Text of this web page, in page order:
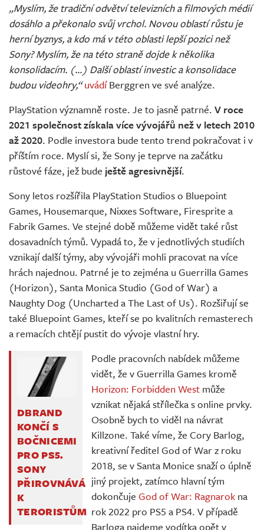
„Myslím, že tradiční odvětví televizních a filmových médií
dosáhlo a překonalo svůj vrchol. Novou oblastí růstu je
herní byznys, a kdo má v této oblasti lepší pozici než
Sony? Myslím, že na této straně dojde k několika
konsolidacím. (...) Další oblastí investic a konsolidace
budou videohry,“ uvádíBerggren ve své analýze.
PlayStation významně roste. Je to jasně patrné. V roce
2021 společnost získala více vývojářů než v letech 2010
až 2020. Podle investora bude tento trend pokračovat i v
příštím roce. Myslí si, že Sony je teprve na začátku
růstové fáze, jež bude ještě agresivnější.
Sony letos rozšířila PlayStation Studios o Bluepoint
Games, Housemarque, Nixxes Software, Firesprite a
Fabrik Games. Ve stejné době můžeme vidět také růst
dosavadních týmů. Vypadá to, že v jednotlivých studiích
vznikají další týmy, aby vývojáři mohli pracovat na více
hrách najednou. Patrné je to zejména u Guerrilla Games
(Horizon), Santa Monica Studio (God of War) a
Naughty Dog (Uncharted a The Last of Us). Rozšiřují se
také Bluepoint Games, kteří se po kvalitních remasterech
a remacích chtějí pustit do vývoje vlastní hry.
DBRAND
KONČÍ S
BOČNICEMI
PRO PS5.
SONY
PŘIROVNÁVÁ
K
TERORISTŮM
Podle pracovních nabídek můžeme
vidět, že v Guerrilla Games kromě
Horizon: Forbidden West může
vznikat nějaká střílečka s online prvky.
Osobně bych to viděl na návrat
Killzone. Také víme, že Cory Barlog,
kreativní ředitel God of War z roku
2018, se v Santa Monice snaží o úplně
jiný projekt, zatímco hlavní tým
dokončujeGod of War: Ragnarok na
rok 2022 pro PS5 a PS4. V případě
Barloga najdeme vodítka opět v